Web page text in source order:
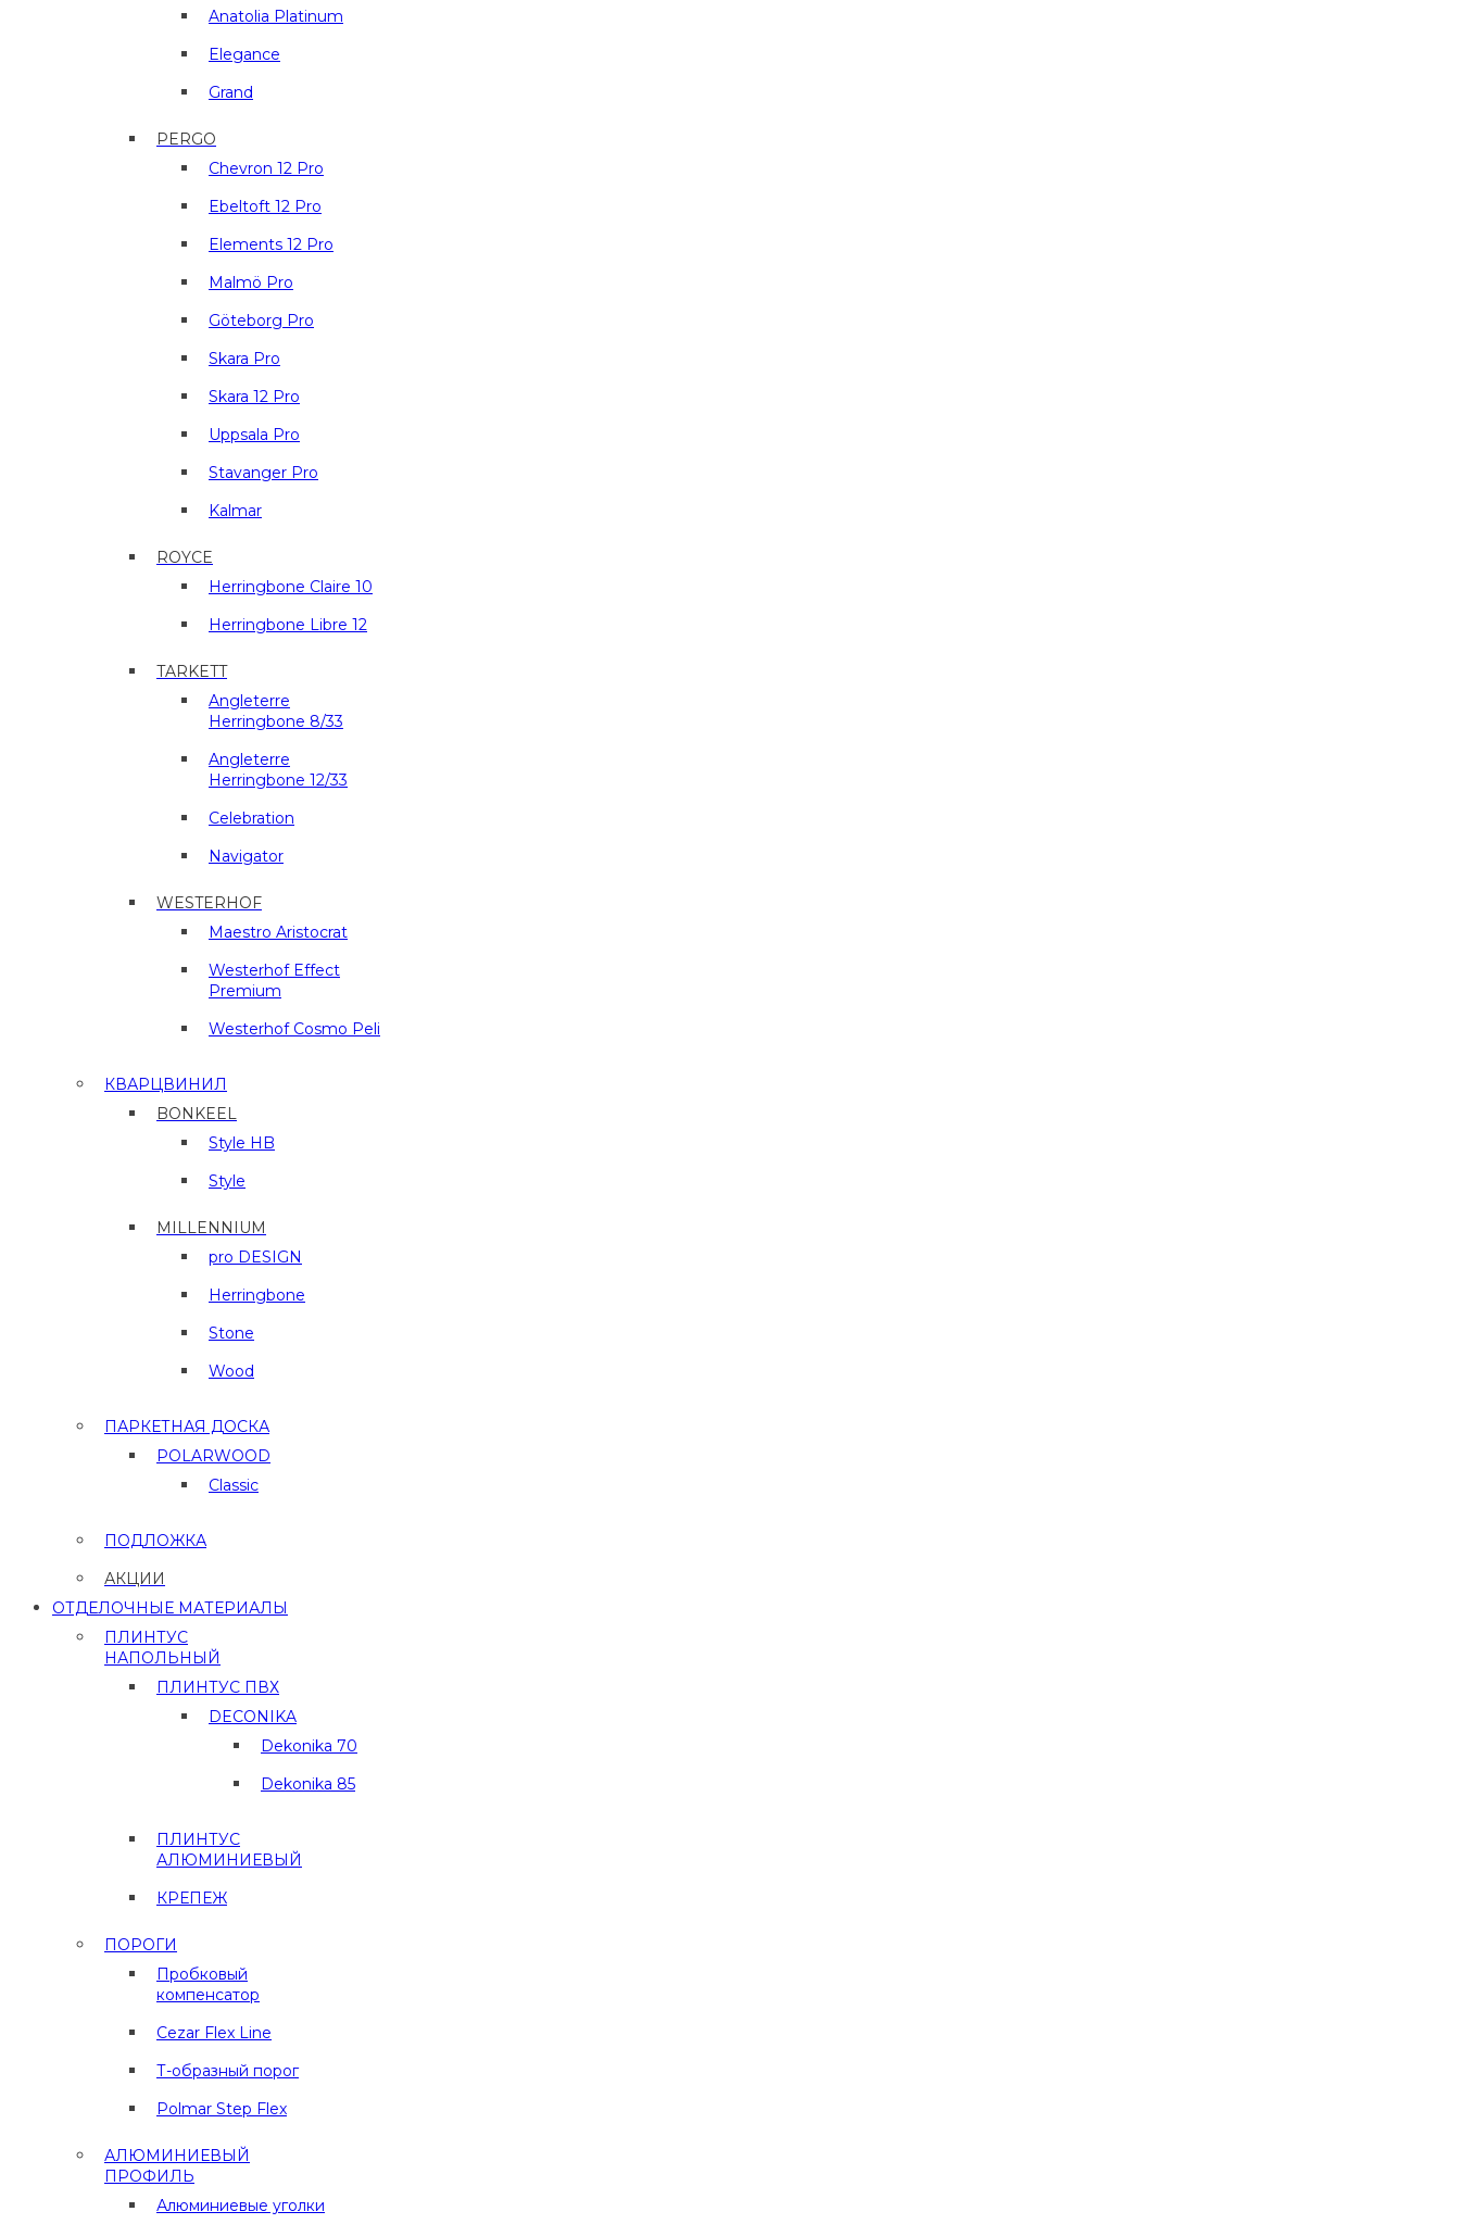
Anatolia Platinum
Elegance
Grand
PERGO
Chevron 12 Pro
Ebeltoft 12 Pro
Elements 12 Pro
Malmö Pro
Göteborg Pro
Skara Pro
Skara 12 Pro
Uppsala Pro
Stavanger Pro
Kalmar
ROYCE
Herringbone Claire 10
Herringbone Libre 12
TARKETT
Angleterre
Herringbone 8/33
Angleterre
Herringbone 12/33
Celebration
Navigator
WESTERHOF
Maestro Aristocrat
Westerhof Effect
Premium
Westerhof Cosmo Peli
КВАРЦВИНИЛ
BONKEEL
Style HB
Style
MILLENNIUM
pro DESIGN
Herringbone
Stone
Wood
ПАРКЕТНАЯ ДОСКА
POLARWOOD
Classic
ПОДЛОЖКА
АКЦИИ
ОТДЕЛОЧНЫЕ МАТЕРИАЛЫ
ПЛИНТУС
НАПОЛЬНЫЙ
ПЛИНТУС ПВХ
DECONIKA
Dekonika 70
Dekonika 85
ПЛИНТУС
АЛЮМИНИЕВЫЙ
КРЕПЕЖ
ПОРОГИ
Пробковый
компенсатор
Cezar Flex Line
Т-образный порог
Polmar Step Flex
АЛЮМИНИЕВЫЙ
ПРОФИЛЬ
Алюминиевые уголки